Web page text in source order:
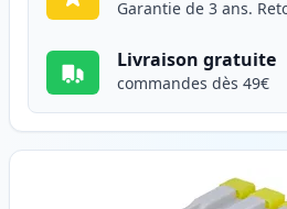
Garantie de 3 ans.
Livraison gratuite
commandes dès 49€